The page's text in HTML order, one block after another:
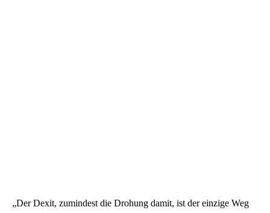
„Der Dexit, zumindest die Drohung damit, ist der einzige Weg